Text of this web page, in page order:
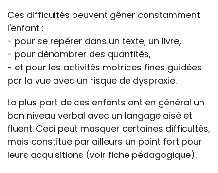
Ces difficultés peuvent gêner constamment
l'enfant :
- pour se repérer dans un texte, un livre,
- pour dénombrer des quantités,
- et pour les activités motrices fines guidées
par la vue avec un risque de dyspraxie.
La plus part de ces enfants ont en général un
bon niveau verbal avec un langage aisé et
fluent. Ceci peut masquer certaines difficultés,
mais constitue par ailleurs un point fort pour
leurs acquisitions (voir fiche pédagogique).